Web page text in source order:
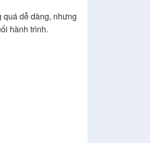
quá dễ dàng, nhưng
hành trình.